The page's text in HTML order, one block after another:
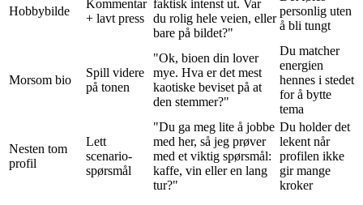
Hobbybilde
Kommentar
+ lavt press
faktisk intenst ut. Var
du rolig hele veien, eller
bare på bildet?"
personlig uten
å bli tungt
Morsom bio
Spill videre
på tonen
"Ok, bioen din lover
mye. Hva er det mest
kaotiske beviset på at
den stemmer?"
Du matcher
energien
hennes i stedet
for å bytte
tema
Nesten tom
profil
Lett
scenario-
spørsmål
"Du ga meg lite å jobbe
med her, så jeg prøver
med et viktig spørsmål:
kaffe, vin eller en lang
tur?"
Du holder det
lekent når
profilen ikke
gir mange
kroker